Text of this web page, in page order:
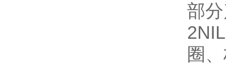
部
2
圈